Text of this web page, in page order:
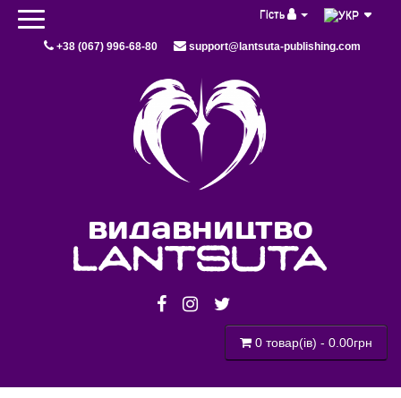
Гість
+38 (067) 996-68-80 support@lantsuta-publishing.com
видавництво
lantsuta
0 товар(ів) - 0.00грн